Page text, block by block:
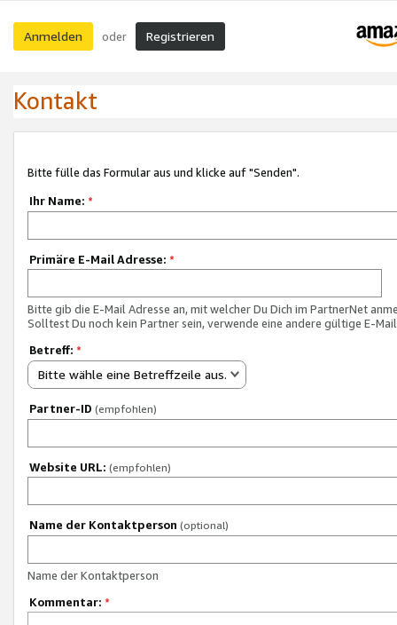
Anmelden oder Registrieren
Kontakt
Bitte fülle das Formular aus und klicke auf "Senden".
Ihr Name: *
Primäre E-Mail Adresse: *
Bitte gib die E-Mail Adresse an, mit welcher Du Dich im PartnerNet
Solltest Du noch kein Partner sein, verwende eine andere gültige E-
Betreff: *
Bitte wähle eine Betreffzeile aus.
Partner-ID (empfohlen)
Website URL: (empfohlen)
Name der Kontaktperson (optional)
Name der Kontaktperson
Kommentar: *